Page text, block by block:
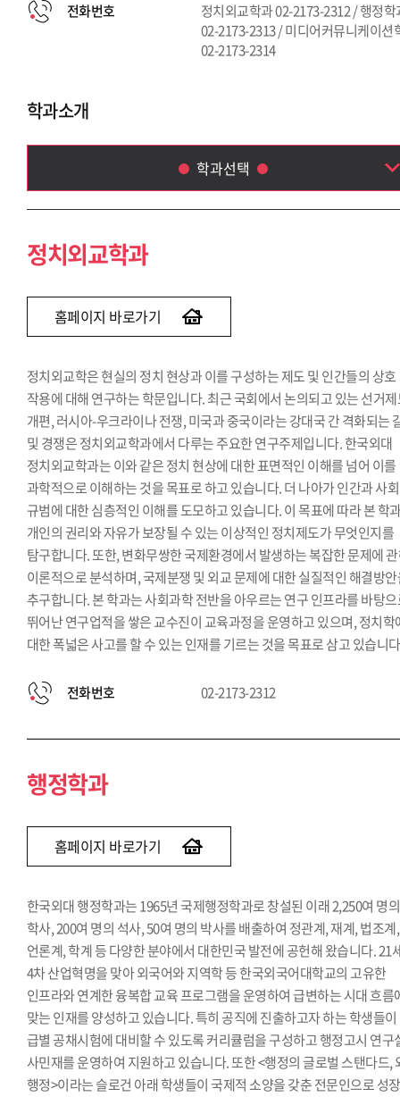
전화번호
정치외교학과 02-2173-2312 / 행정학
02-2173-2313 / 미디어커뮤니케이션
02-2173-2314
학과소개
학과선택
정치외교학과
정치외교학과
홈페이지 바로가기
정치외교학은 현실의 정치 현상과 이를 구성하는 제도 및 인간들의 상호
작용에 대해 연구하는 학문입니다. 최근 국회에서 논의되고 있는 선거
개편, 러시아-우크라이나 전쟁, 미국과 중국이라는 강대국 간 격화되는
및 경쟁은 정치외교학과에서 다루는 주요한 연구주제입니다. 한국외대
정치외교학과는 이와 같은 정치 현상에 대한 표면적인 이해를 넘어 이를
과학적으로 이해하는 것을 목표로 하고 있습니다. 더 나아가 인간과 사
규범에 대한 심층적인 이해를 도모하고 있습니다. 이 목표에 따라 본 학
개인의 권리와 자유가 보장될 수 있는 이상적인 정치제도가 무엇인지를
탐구합니다. 또한, 변화무쌍한 국제환경에서 발생하는 복잡한 문제에
이론적으로 분석하며, 국제분쟁 및 외교 문제에 대한 실질적인 해결방
추구합니다. 본 학과는 사회과학 전반을 아우르는 연구 인프라를 바탕
뛰어난 연구업적을 쌓은 교수진이 교육과정을 운영하고 있으며, 정치학
대한 폭넓은 사고를 할 수 있는 인재를 기르는 것을 목표로 삼고 있습니
전화번호 02-2173-2312
행정학과
홈페이지 바로가기
한국외대 행정학과는 1965년 국제행정학과로 창설된 이래 2,250여 명의
학사, 200여 명의 석사, 50여 명의 박사를 배출하여 정관계, 재계, 법조계,
언론계, 학계 등 다양한 분야에서 대한민국 발전에 공헌해 왔습니다. 21
4차 산업혁명을 맞아 외국어와 지역학 등 한국외국어대학교의 고유한
인프라와 연계한 융복합 교육 프로그램을 운영하여 급변하는 시대 흐름
맞는 인재를 양성하고 있습니다. 특히 공직에 진출하고자 하는 학생들
급별 공채시험에 대비할 수 있도록 커리큘럼을 구성하고 행정고시 연구
사민재를 운영하여 지원하고 있습니다. 또한 <행정의 글로벌 스탠다드,
행정>이라는 슬로건 아래 학생들이 국제적 소양을 갖춘 전문인으로 성